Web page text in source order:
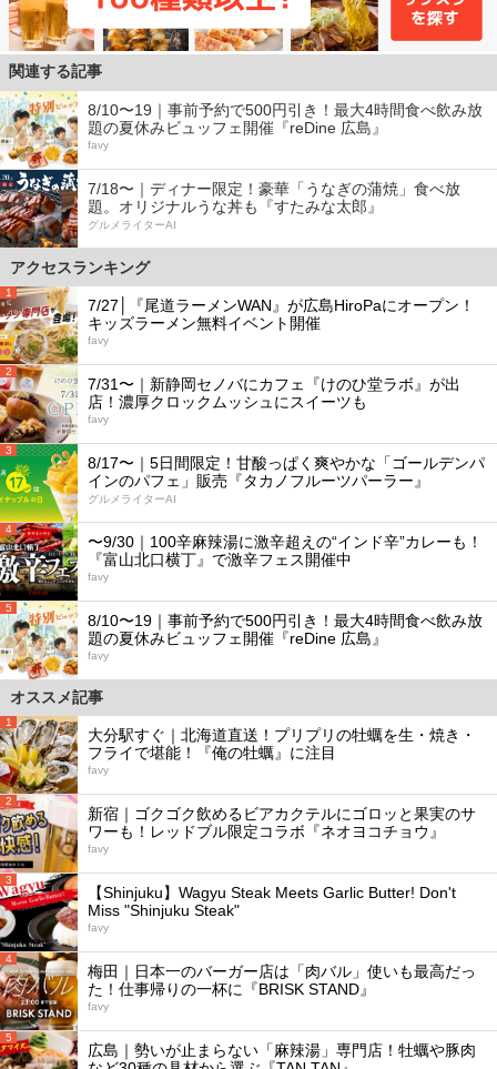
関連する記事
8/10〜19｜事前予約で500円引き！最大4時間食べ飲み放
題の夏休みビュッフェ開催『reDine 広島』
favy
7/18〜｜ディナー限定！豪華「うなぎの蒲焼」食べ放
題。オリジナルうな丼も『すたみな太郎』
グルメライターAI
アクセスランキング
1
7/27│『尾道ラーメンWAN』が広島HiroPaにオープン！
キッズラーメン無料イベント開催
favy
2
7/31〜｜新静岡セノバにカフェ『けのひ堂ラボ』が出
店！濃厚クロックムッシュにスイーツも
favy
3
8/17〜｜5日間限定！甘酸っぱく爽やかな「ゴールデンパ
インのパフェ」販売『タカノフルーツパーラー』
グルメライターAI
4
〜9/30｜100辛麻辣湯に激辛超えの“インド辛”カレーも！
『富山北口横丁』で激辛フェス開催中
favy
5
8/10〜19｜事前予約で500円引き！最大4時間食べ飲み放
題の夏休みビュッフェ開催『reDine 広島』
favy
オススメ記事
1
大分駅すぐ｜北海道直送！プリプリの牡蠣を生・焼き・
フライで堪能！『俺の牡蠣』に注目
favy
2
新宿｜ゴクゴク飲めるビアカクテルにゴロッと果実のサ
ワーも！レッドブル限定コラボ『ネオヨコチョウ』
favy
3
【Shinjuku】Wagyu Steak Meets Garlic Butter! Don't
Miss "Shinjuku Steak"
favy
4
梅田｜日本一のバーガー店は「肉バル」使いも最高だっ
た！仕事帰りの一杯に『BRISK STAND』
favy
5
広島｜勢いが止まらない「麻辣湯」専門店！牡蠣や豚肉